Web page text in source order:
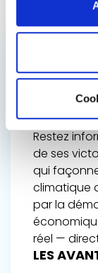
Restez
de ses
qui
climatique
par la
réel —
LES